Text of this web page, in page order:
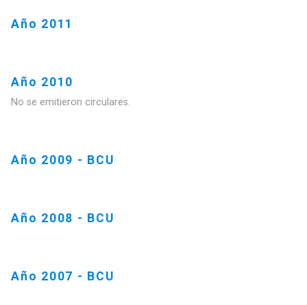
Año 2011
Año 2010
No se emitieron circulares.
Año 2009 - BCU
Año 2008 - BCU
Año 2007 - BCU